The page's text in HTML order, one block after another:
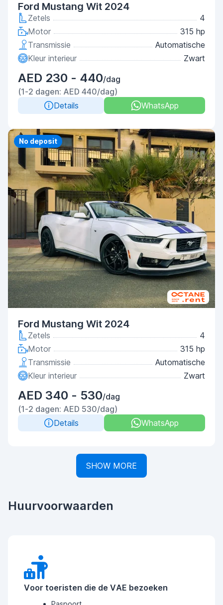
Ford Mustang Wit 2024
Zetels
4
Motor
315 hp
Transmissie
Automatische
Kleur interieur
Zwart
AED 230 - 440/dag
(1-2 dagen: AED 440/dag)
Details
WhatsApp
Priority
No deposit
Ford Mustang Wit 2024
Zetels
4
Motor
315 hp
Transmissie
Automatische
Kleur interieur
Zwart
AED 340 - 530/dag
(1-2 dagen: AED 530/dag)
Details
WhatsApp
SHOW MORE
Huurvoorwaarden
Voor toeristen die de VAE bezoeken